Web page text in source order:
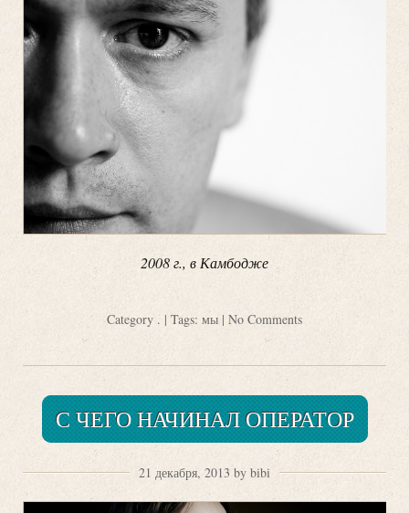
2008 г., в Камбодже
Category . | Tags: мы | No Comments
С ЧЕГО НАЧИНАЛ ОПЕРАТОР
21 декабря, 2013 by bibi